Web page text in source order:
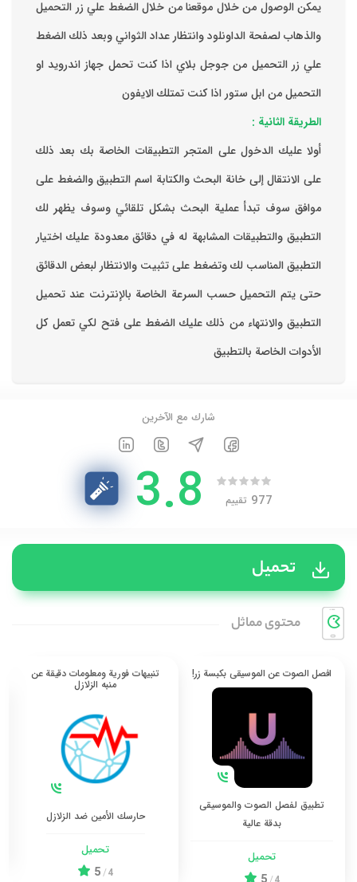
يمكن الوصول من خلال موقعنا من خلال الضغط علي زر التحميل
والذهاب لصفحة الداونلود وانتظار عداد الثواني وبعد ذلك الضغط
علي زر التحميل من جوجل بلاي اذا كنت تحمل جهاز اندرويد او
التحميل من ابل ستور اذا كنت تمتلك الايفون
الطريقة الثانية :
‏أولا عليك الدخول على المتجر التطبيقات الخاصة بك ‏بعد ذلك
على الانتقال إلى خانة البحث والكتابة اسم التطبيق والضغط على
موافق ‏سوف تبدأ عملية البحث بشكل تلقائي وسوف يظهر لك
التطبيق والتطبيقات المشابهة له في دقائق معدودة ‏عليك اختيار
التطبيق المناسب لك وتضغط على تثبيت والانتظار لبعض الدقائق
حتى يتم التحميل حسب السرعة الخاصة بالإنترنت ‏عند تحميل
التطبيق والانتهاء من ذلك عليك الضغط على فتح لكي تعمل كل
الأدوات الخاصة بالتطبيق
شارك مع الآخرين
977 تقييم 3.8
تحميل
محتوی مماثل
افصل الصوت عن الموسيقى بكبسة زر!
تطبيق لفصل الصوت والموسيقى
بدقة عالية
تحميل
تنبيهات فورية ومعلومات دقيقة عن
منبه الزلازل
حارسك الأمين ضد الزلازل
تحميل
4
/
5